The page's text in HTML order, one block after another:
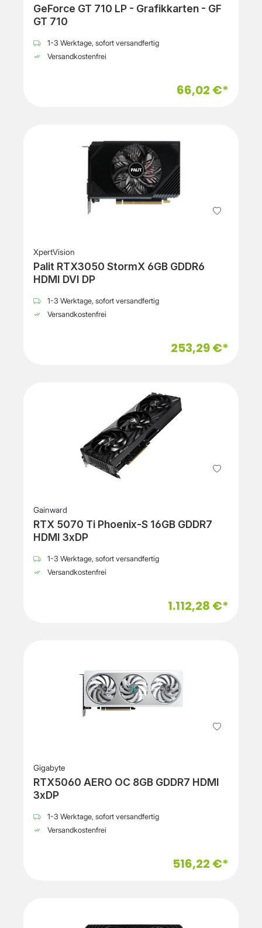
GeForce GT 710 LP - Grafikkarten - GF
GT 710
1-3 Werktage, sofort versandfertig
Versandkostenfrei
66,02 €*
XpertVision
Palit RTX3050 StormX 6GB GDDR6
HDMI DVI DP
1-3 Werktage, sofort versandfertig
Versandkostenfrei
253,29 €*
Gainward
RTX 5070 Ti Phoenix-S 16GB GDDR7
HDMI 3xDP
1-3 Werktage, sofort versandfertig
Versandkostenfrei
1.112,28 €*
Gigabyte
RTX5060 AERO OC 8GB GDDR7 HDMI
3xDP
1-3 Werktage, sofort versandfertig
Versandkostenfrei
516,22 €*